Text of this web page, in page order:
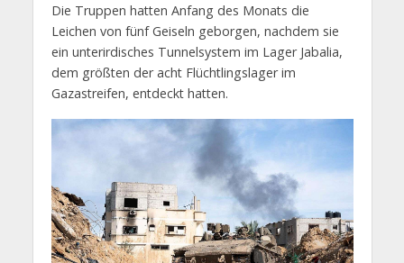
Die Truppen hatten Anfang des Monats die
Leichen von fünf Geiseln geborgen, nachdem sie
ein unterirdisches Tunnelsystem im Lager Jabalia,
dem größten der acht Flüchtlingslager im
Gazastreifen, entdeckt hatten.